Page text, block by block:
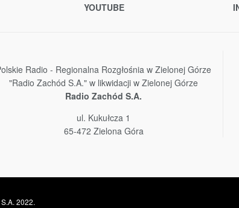
YOUTUBE
Radio - Regionalna Rozgłośnia w Zielonej Górze
"Radio Zachód S.A." w likwidacji w Zielonej Górze
Radio Zachód S.A.
ul. Kukułcza 1
65-472 Zielona Góra
2022.